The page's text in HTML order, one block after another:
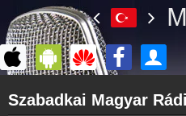
myonlineradio.hu